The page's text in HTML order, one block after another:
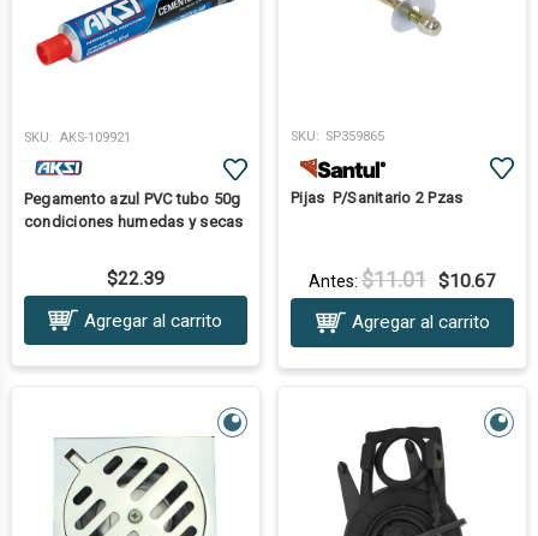
SKU: AKS-109921
Pegamento azul PVC tubo 50g
condiciones humedas y secas
$22.39
Agregar al carrito
SKU: SP359865
Pijas P/Sanitario 2 Pzas
Antes:$11.01 $10.67
Agregar al carrito